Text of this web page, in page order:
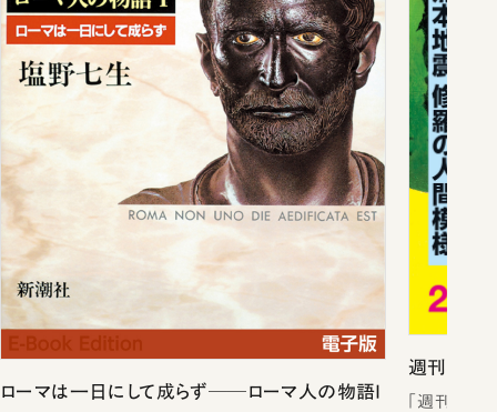
ローマは一日にして成らず──ローマ人の物語I
週刊新潮
「週刊新潮